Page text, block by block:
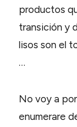
productos
transición y
lisos son el
…
No voy a
enumerare